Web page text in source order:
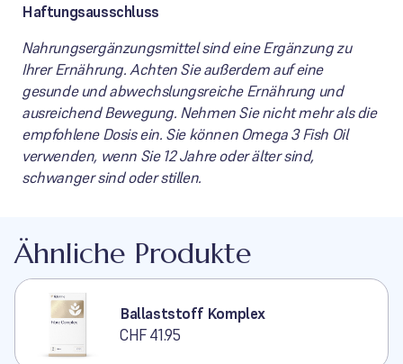
Haftungsausschluss
Nahrungsergänzungsmittel sind eine Ergänzung zu
Ihrer Ernährung. Achten Sie außerdem auf eine
gesunde und abwechslungsreiche Ernährung und
ausreichend Bewegung. Nehmen Sie nicht mehr als die
empfohlene Dosis ein. Sie können Omega 3 Fish Oil
verwenden, wenn Sie 12 Jahre oder älter sind,
schwanger sind oder stillen.
Ähnliche Produkte
Ballaststoff Komplex
CHF 41.95